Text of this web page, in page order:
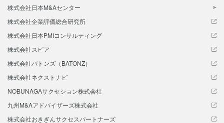
株式会社日本M&Aセンター
株式会社企業評価総合研究所
株式会社日本PMIコンサルティング
株式会社スピア
株式会社バトンズ（BATONZ）
株式会社ネクストナビ
NOBUNAGAサクセション株式会社
九州M&Aアドバイザーズ株式会社
株式会社おきぎんサクセスパートナーズ